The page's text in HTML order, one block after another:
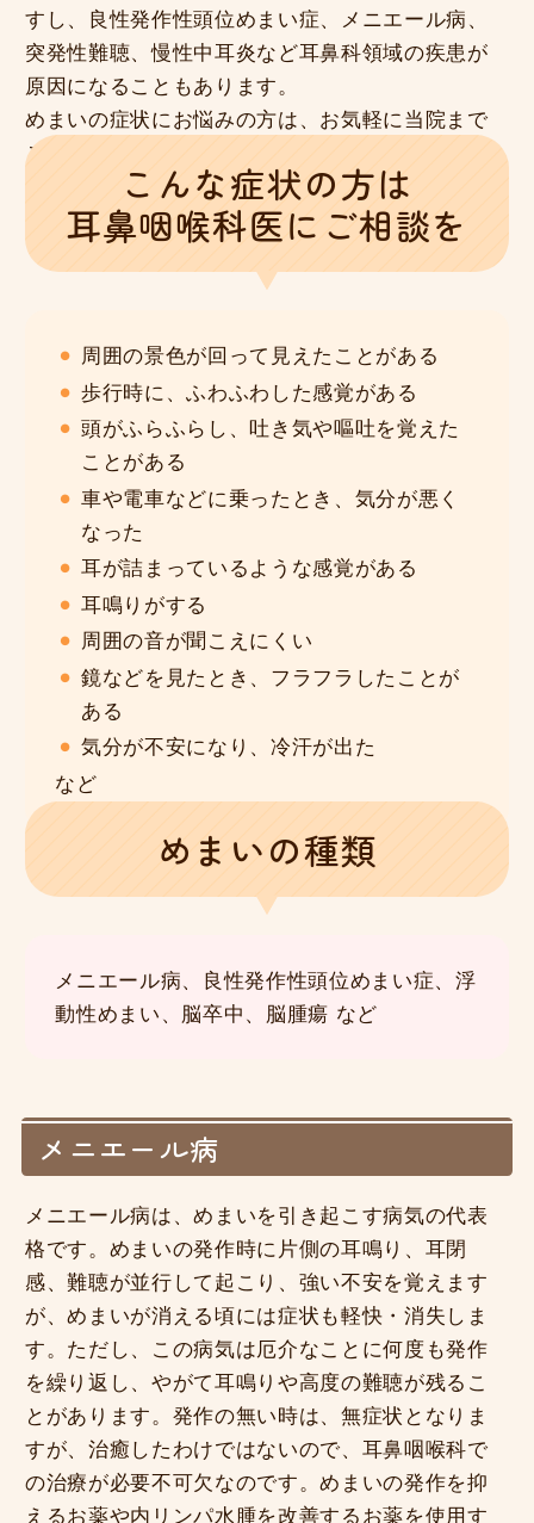
すし、良性発作性頭位めまい症、メニエール病、
突発性難聴、慢性中耳炎など耳鼻科領域の疾患が
原因になることもあります。
めまいの症状にお悩みの方は、お気軽に当院まで
ご相談ください。
こんな症状の方は
耳鼻咽喉科医にご相談を
周囲の景色が回って見えたことがある
歩行時に、ふわふわした感覚がある
頭がふらふらし、吐き気や嘔吐を覚えた
ことがある
車や電車などに乗ったとき、気分が悪く
なった
耳が詰まっているような感覚がある
耳鳴りがする
周囲の音が聞こえにくい
鏡などを見たとき、フラフラしたことが
ある
気分が不安になり、冷汗が出た
など
めまいの種類
メニエール病、良性発作性頭位めまい症、浮
動性めまい、脳卒中、脳腫瘍 など
メニエール病
メニエール病は、めまいを引き起こす病気の代表
格です。めまいの発作時に片側の耳鳴り、耳閉
感、難聴が並行して起こり、強い不安を覚えます
が、めまいが消える頃には症状も軽快・消失しま
す。ただし、この病気は厄介なことに何度も発作
を繰り返し、やがて耳鳴りや高度の難聴が残るこ
とがあります。発作の無い時は、無症状となりま
すが、治癒したわけではないので、耳鼻咽喉科で
の治療が必要不可欠なのです。めまいの発作を抑
えるお薬や内リンパ水腫を改善するお薬を使用す